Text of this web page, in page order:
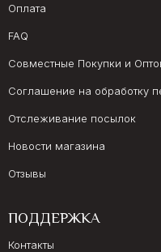
Оплата
FAQ
Совместные Покупки и
Соглашение на обработку
Отслеживание посылок
Новости магазина
Отзывы
ПОДДЕРЖКА
Контакты